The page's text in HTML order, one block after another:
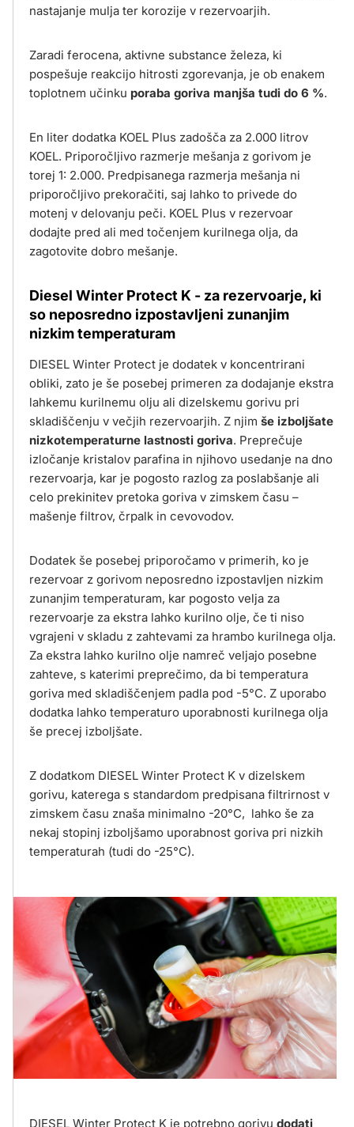
nastajanje mulja ter korozije v rezervoarjih.
Zaradi ferocena, aktivne substance železa, ki
pospešuje reakcijo hitrosti zgorevanja, je ob enakem
toplotnem učinku poraba goriva manjša tudi do 6 %.
En liter dodatka KOEL Plus zadošča za 2.000 litrov
KOEL. Priporočljivo razmerje mešanja z gorivom je
torej 1: 2.000. Predpisanega razmerja mešanja ni
priporočljivo prekoračiti, saj lahko to privede do
motenj v delovanju peči. KOEL Plus v rezervoar
dodajte pred ali med točenjem kurilnega olja, da
zagotovite dobro mešanje.
Diesel Winter Protect K - za rezervoarje, ki
so neposredno izpostavljeni zunanjim
nizkim temperaturam
DIESEL Winter Protect je dodatek v koncentrirani
obliki, zato je še posebej primeren za dodajanje ekstra
lahkemu kurilnemu olju ali dizelskemu gorivu pri
skladiščenju v večjih rezervoarjih. Z njim še izboljšate
nizkotemperaturne lastnosti goriva. Preprečuje
izločanje kristalov parafina in njihovo usedanje na dno
rezervoarja, kar je pogosto razlog za poslabšanje ali
celo prekinitev pretoka goriva v zimskem času –
mašenje filtrov, črpalk in cevovodov.
Dodatek še posebej priporočamo v primerih, ko je
rezervoar z gorivom neposredno izpostavljen nizkim
zunanjim temperaturam, kar pogosto velja za
rezervoarje za ekstra lahko kurilno olje, če ti niso
vgrajeni v skladu z zahtevami za hrambo kurilnega olja.
Za ekstra lahko kurilno olje namreč veljajo posebne
zahteve, s katerimi preprečimo, da bi temperatura
goriva med skladiščenjem padla pod -5°C. Z uporabo
dodatka lahko temperaturo uporabnosti kurilnega olja
še precej izboljšate.
Z dodatkom DIESEL Winter Protect K v dizelskem
gorivu, katerega s standardom predpisana filtrirnost v
zimskem času znaša minimalno -20°C, lahko še za
nekaj stopinj izboljšamo uporabnost goriva pri nizkih
temperaturah (tudi do -25°C).
DIESEL Winter Protect K je potrebno gorivu dodati